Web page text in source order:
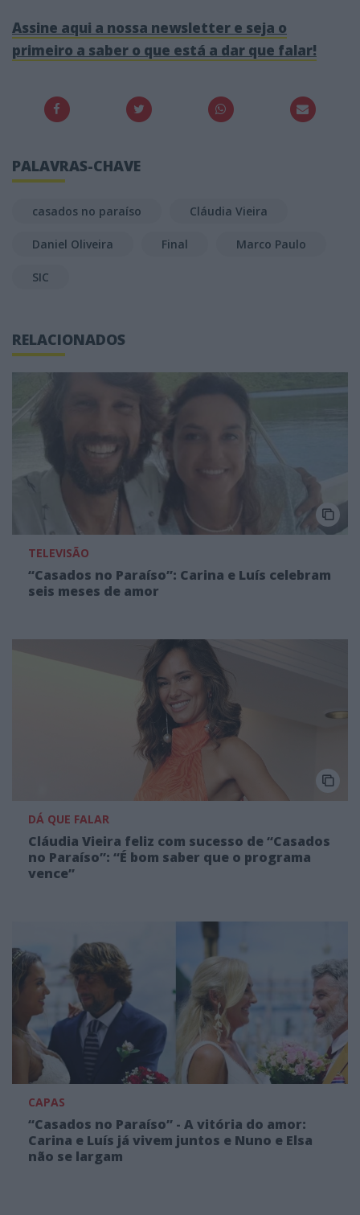
Assine aqui a nossa newsletter e seja o
primeiro a saber o que está a dar que falar!
PALAVRAS-CHAVE
casados no paraíso Cláudia Vieira
Daniel Oliveira Final Marco Paulo
SIC
RELACIONADOS
TELEVISÃO
“Casados no Paraíso”: Carina e Luís celebram
seis meses de amor
DÁ QUE FALAR
Cláudia Vieira feliz com sucesso de “Casados
no Paraíso”: “É bom saber que o programa
vence”
CAPAS
“Casados no Paraíso” - A vitória do amor:
Carina e Luís já vivem juntos e Nuno e Elsa
não se largam